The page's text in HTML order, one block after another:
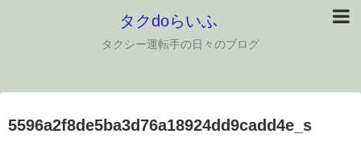
タクdoらいふ
タクシー運転手の日々のブログ
5596a2f8de5ba3d76a18924dd9cadd4e_s